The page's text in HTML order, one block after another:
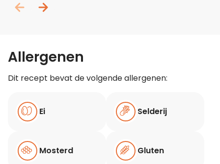
Allergenen
Dit recept bevat de volgende allergenen:
Ei Selderij
Mosterd Gluten